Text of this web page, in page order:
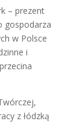
– prezent
gospodarza
w Polsce
i
z łódzką